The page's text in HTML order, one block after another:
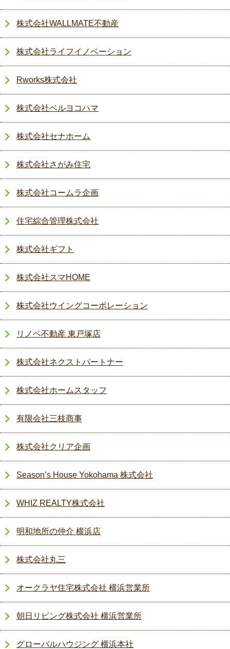
株式会社WALLMATE不動産
株式会社ライフイノベーション
Rworks株式会社
株式会社ベルヨコハマ
株式会社セナホーム
株式会社さがみ住宅
株式会社コームラ企画
住宅綜合管理株式会社
株式会社ギフト
株式会社スマHOME
株式会社ウイングコーポレーション
リノベ不動産 東戸塚店
株式会社ネクストパートナー
株式会社ホームスタッフ
有限会社三枝商事
株式会社クリア企画
Season’s House Yokohama 株式会社
WHIZ REALTY株式会社
明和地所の仲介 横浜店
株式会社丸三
オークラヤ住宅株式会社 横浜営業所
朝日リビング株式会社 横浜営業所
グローバルハウジング 横浜本社